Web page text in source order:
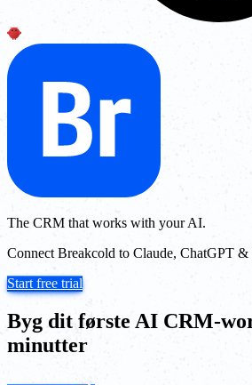
The CRM that works with your AI.
Connect Breakcold to Claude, ChatGPT &
Start free trial
Byg dit første AI CRM-
minutter